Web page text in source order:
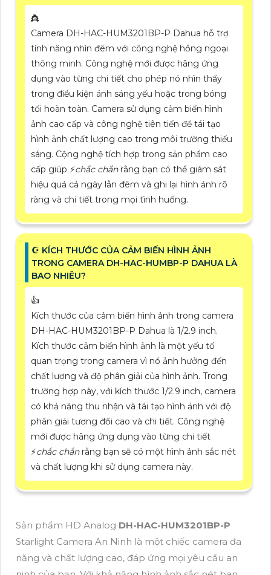
👸
Camera DH-HAC-HUM3201BP-P Dahua hỗ trợ
tính năng nhìn đêm với công nghệ hồng ngoại
thông minh. Công nghệ mới được hãng ứng
dụng vào từng chi tiết cho phép nó nhìn thấy
trong điều kiện ánh sáng yếu hoặc trong bóng
tối hoàn toàn. Camera sử dụng cảm biến hình
ảnh cao cấp và công nghệ tiên tiến để tái tạo
hình ảnh chất lượng cao trong môi trường thiếu
sáng. Cộng nghệ tích hợp trong sản phẩm cao
cấp giúp ️⚡chắc chắnrằng bạn có thể giám sát
hiệu quả cả ngày lẫn đêm và ghi lại hình ảnh rõ
ràng và chi tiết trong mọi tình huống.
☪ KÍCH THƯỚC CỦA CẢM BIẾN HÌNH ẢNH
TRONG CAMERA DH-HAC-HUMBP-P DAHUA LÀ
BAO NHIÊU?
👍
Kích thước của cảm biến hình ảnh trong camera
DH-HAC-HUM3201BP-P Dahua là 1/2.9 inch.
Kích thước cảm biến hình ảnh là một yếu tố
quan trọng trong camera vì nó ảnh hưởng đến
chất lượng và độ phân giải của hình ảnh. Trong
trường hợp này, với kích thước 1/2.9 inch, camera
có khả năng thu nhận và tái tạo hình ảnh với độ
phân giải tương đối cao và chi tiết. Công nghệ
mới được hãng ứng dụng vào từng chi tiết
️⚡chắc chắnrằng bạn sẽ có một hình ảnh sắc nét
và chất lượng khi sử dụng camera này.
Sản phẩm HD Analog DH-HAC-HUM3201BP-P
Starlight Camera An Ninh là một chiếc camera đa
năng và chất lượng cao, đáp ứng mọi yêu cầu an